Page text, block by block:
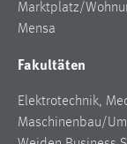
Marktplatz/
Mensa
Fakultäten
Elektrotechnik,
Maschinenbau/